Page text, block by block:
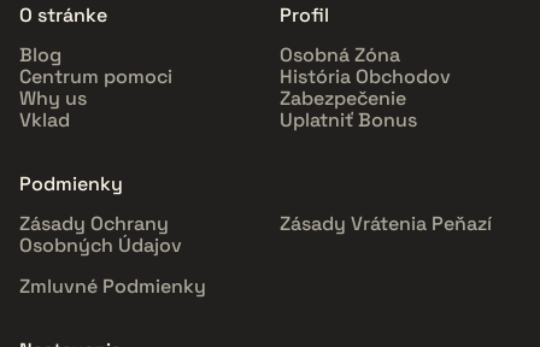
O stránke
Blog
Centrum pomoci
Why us
Vklad
Profil
Osobná Zóna
História Obchodov
Zabezpečenie
Uplatniť Bonus
Podmienky
Zásady Ochrany
Osobných Údajov
Zásady Vrátenia Peňazí
Zmluvné Podmienky